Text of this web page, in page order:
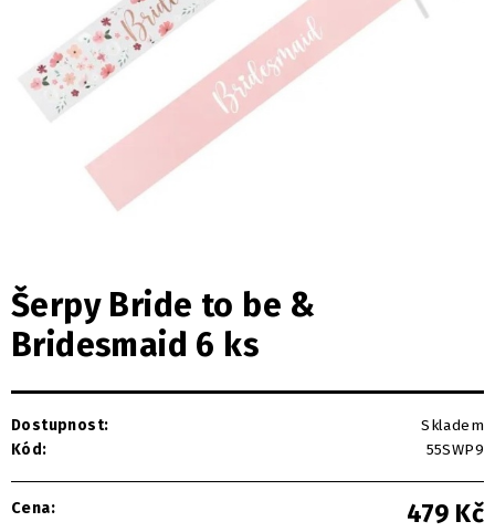
Šerpy Bride to be &
Bridesmaid 6 ks
Dostupnost:
Skladem
Kód:
55SWP9
Cena: 479 Kč